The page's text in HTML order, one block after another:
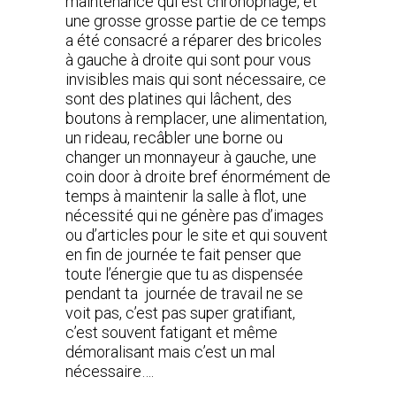
une grosse grosse partie de ce temps
a été consacré a réparer des bricoles
à gauche à droite qui sont pour vous
invisibles mais qui sont nécessaire, ce
sont des platines qui lâchent, des
boutons à remplacer, une alimentation,
un rideau, recâbler une borne ou
changer un monnayeur à gauche, une
coin door à droite bref énormément de
temps à maintenir la salle à flot, une
nécessité qui ne génère pas d’images
ou d’articles pour le site et qui souvent
en fin de journée te fait penser que
toute l’énergie que tu as dispensée
pendant ta journée de travail ne se
voit pas, c’est pas super gratifiant,
c’est souvent fatigant et même
démoralisant mais c’est un mal
nécessaire….